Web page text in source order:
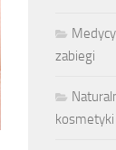
zabiegi
kosmetyki